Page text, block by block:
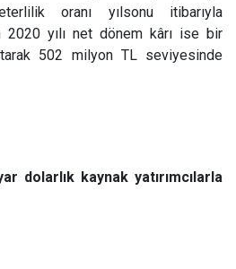
oranı yılsonu itibarıyla
2020 yılı net dönem kârı ise bir
502 milyon TL seviyesinde
dolarlık kaynak yatırımcılarla